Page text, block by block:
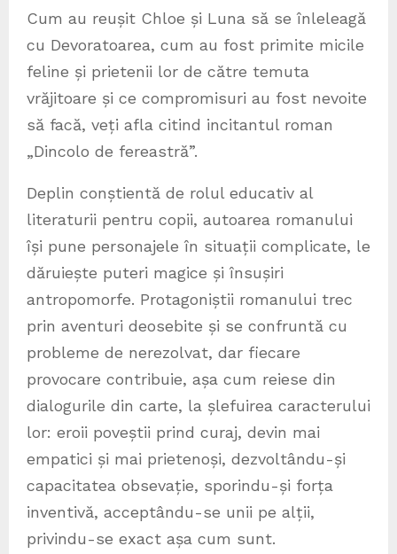
Cum au reușit Chloe și Luna să se înleleagă
cu Devoratoarea, cum au fost primite micile
feline și prietenii lor de către temuta
vrăjitoare și ce compromisuri au fost nevoite
să facă, veți afla citind incitantul roman
„Dincolo de fereastră”.
Deplin conștientă de rolul educativ al
literaturii pentru copii, autoarea romanului
își pune personajele în situații complicate, le
dăruiește puteri magice și însușiri
antropomorfe. Protagoniștii romanului trec
prin aventuri deosebite și se confruntă cu
probleme de nerezolvat, dar fiecare
provocare contribuie, așa cum reiese din
dialogurile din carte, la șlefuirea caracterului
lor: eroii poveștii prind curaj, devin mai
empatici și mai prietenoși, dezvoltându-și
capacitatea obsevație, sporindu-și forța
inventivă, acceptându-se unii pe alții,
privindu-se exact așa cum sunt.